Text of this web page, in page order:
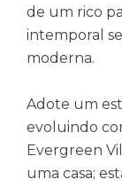
de um rico
intemporal
moderna.
Adote um
evoluindo
Evergreen
uma casa;